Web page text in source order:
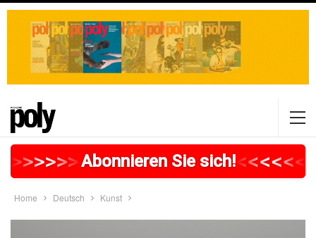
>>>>>>>>>>>>>>>>>
Abonnieren Sie sich!<<<<<<
Home Deutsch Kunst